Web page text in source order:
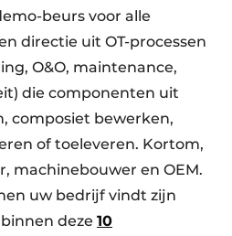
beurs voor alle
directie uit OT-processen
O&O, maintenance,
die componenten uit
composiet bewerken,
of toeleveren. Kortom,
machinebouwer en OEM.
uw bedrijf vindt zijn
deze 10